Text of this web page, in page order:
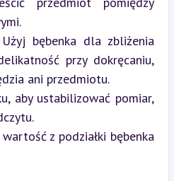
bębenka dla zbliżenia
przy dokręcaniu,
ani przedmiotu.
aby ustabilizować pomiar,
z podziałki bębenka